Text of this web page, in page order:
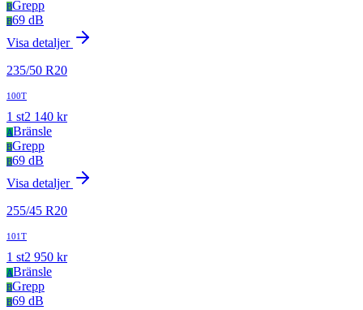
BGrepp
B69 dB
Visa detaljer
235/50 R20
100T
1 st2 140 kr
ABränsle
BGrepp
B69 dB
Visa detaljer
255/45 R20
101T
1 st2 950 kr
ABränsle
BGrepp
B69 dB